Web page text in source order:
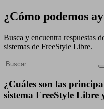
¿Cómo podemos
Busca y encuentra respuestas
sistemas de FreeStyle Libre.
¿Cuáles son las
sistema FreeStyle Libre